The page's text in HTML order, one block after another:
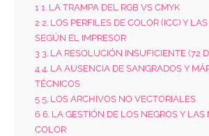
11. LA TRAMPA DEL RGB VS CMYK
22. LOS PERFILES DE COLOR (ICC) Y
SEGÚN EL IMPRESOR
33. LA RESOLUCIÓN INSUFICIENTE (72
44. LA AUSENCIA DE SANGRADOS Y
TÉCNICOS
55. LOS ARCHIVOS NO VECTORIALES
66. LA GESTIÓN DE LOS NEGROS Y LAS
COLOR